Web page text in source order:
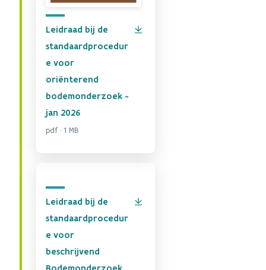
Leidraad bij de
standaardprocedur
e voor
oriënterend
bodemonderzoek -
jan 2026
pdf · 1 MB
Leidraad bij de
standaardprocedur
e voor
beschrijvend